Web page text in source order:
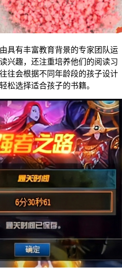
具有丰富教育背景的专家团队运
兴趣，还注重培养他们的阅读习
往会根据不同年龄段的孩子设计
松选择适合孩子的书籍。